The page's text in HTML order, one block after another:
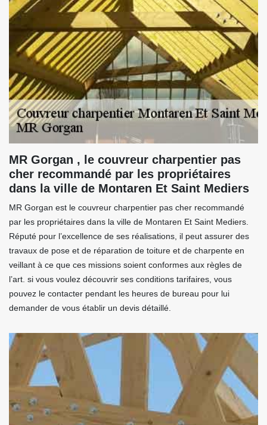
MR Gorgan , le couvreur charpentier pas
cher recommandé par les propriétaires
dans la ville de Montaren Et Saint Mediers
MR Gorgan est le couvreur charpentier pas cher recommandé
par les propriétaires dans la ville de Montaren Et Saint Mediers.
Réputé pour l’excellence de ses réalisations, il peut assurer des
travaux de pose et de réparation de toiture et de charpente en
veillant à ce que ces missions soient conformes aux règles de
l’art. si vous voulez découvrir ses conditions tarifaires, vous
pouvez le contacter pendant les heures de bureau pour lui
demander de vous établir un devis détaillé.